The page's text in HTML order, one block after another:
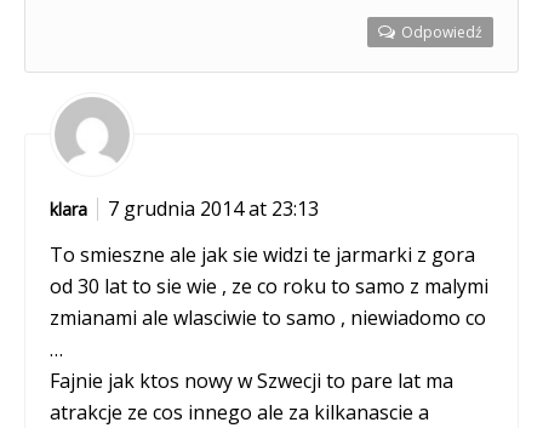
Odpowiedź
klara
7 grudnia 2014 at 23:13
To smieszne ale jak sie widzi te jarmarki z gora
od 30 lat to sie wie , ze co roku to samo z malymi
zmianami ale wlasciwie to samo , niewiadomo co
…
Fajnie jak ktos nowy w Szwecji to pare lat ma
atrakcje ze cos innego ale za kilkanascie a